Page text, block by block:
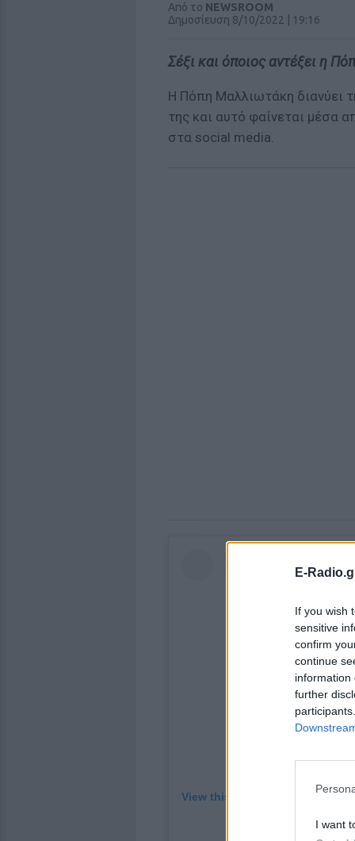
E-
If you wish
sensitive
confirm
continue
information
further
I want
Από το NEWSROOM
Δημοσίευση 8/10/2022 | 19:16
Σέξι και όποιος αντέξει η
Η Πόπη Μαλλιωτάκη διανύει
της και αυτό φαίνεται μέσα
στα social media.
View this post on Instagram
A post shared by